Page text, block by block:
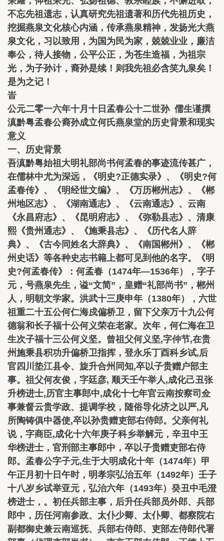
不忘先祖遗志，认真研究先祖遗著和历代先祖历史，
挖掘燕泉文化核心内涵，传承燕泉精神，发扬光大燕
泉文化，习以致用，为国为民为家，兢兢业业，廉洁
奉公，待人接物，公平公正，为苍生造福，为祖宗
光，为子孙计，裔孙是续！则我先祖必含笑九泉矣！
是为之记！
峕
公元二零一六年十月十日孟春公十二世孙 儒生谨撰
滇黔粤孟春公裔孙成立何氏燕泉堂的历史背景和现实
意义
一、历史背景
吾滇黔粤始祖大明礼部尚书何孟春的事迹流传甚广，
在儒林中尤为深远，《明史?正德实录》、《明史?何
孟春传》、《明经世文编》、《万历郴州志》、《郴
州地区志》、《湖南通志》、《云南通志》、云南
《永昌府志》、《昆明府志》、《弥勒县志》、清康
熙《贵州通志》、《施秉县志》、《历代名人辞
典》、《古今同姓名大辞典》、《南国郴州》、《郴
州史话》等各种史志书籍上都可见到他的名字。《明
史?何孟春传》：何孟春（1474年—1536年），字子
元，号燕泉先生，谥“文简”，皇赠“礼部尚书”，郴州
人，明朝文学家。洪武十三庚申年（1380年），六世
祖重二十五公何仁海戍偏桥卫，留下父亲万十九公何
德翁和长子福十公何义荣在老家。次年，何仁海在卫
生次子福十三公何义坚。曾祖父何义坚,字仲节,在贵
州施秉县积功升偏桥卫指挥，登永乐丁酉科乡试,后
官四川垫江县令、旋升合州同知,卒以子贵赠户部主
事。祖父何友俊，字廷彦, 顺天壬午举人,成化己丑张
升榜进士,历官主事郎中,成化十七年官云南按察司佥
事兼督云贵学政、提调学校，随俗导化济之以严,凡
所陶铸俱中器使,卒以孙贵赠吏部右侍郎。父亲何礼
说，字商臣,成化十六年庚子科乡举解元，辛丑中王
华榜进士，官刑部主事郎中，卒以子贵赠吏部右侍
郎。孟春公字子元,生于大明成化十年（1474年）甲
午正月初十日午时，明孝宗弘治五年（1492年）壬子
十八岁乡试举亚元，弘治六年（1493年）癸丑中毛澄
榜进士，。初任兵部主事，后升任兵部员外郎、兵部
郎中，历任河南参政、太仆少卿、太仆卿、都察院右
副都御史兼云南巡抚、兵部右侍郎、吏部左侍郎代署